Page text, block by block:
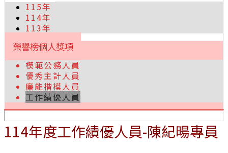
115年
114年
113年
榮譽榜個人獎項
模範公務人員
優秀主計人員
廉能楷模人員
工作績優人員
114年度工作績優人員-陳紀暘專員